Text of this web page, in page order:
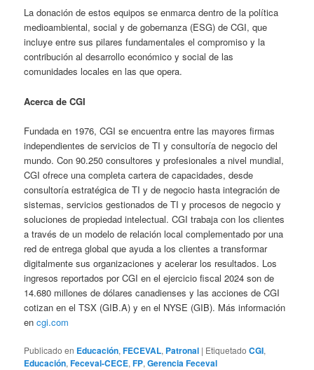
La donación de estos equipos se enmarca dentro de la política
medioambiental, social y de gobernanza (ESG) de CGI, que
incluye entre sus pilares fundamentales el compromiso y la
contribución al desarrollo económico y social de las
comunidades locales en las que opera.
Acerca de CGI
Fundada en 1976, CGI se encuentra entre las mayores firmas
independientes de servicios de TI y consultoría de negocio del
mundo. Con 90.250 consultores y profesionales a nivel mundial,
CGI ofrece una completa cartera de capacidades, desde
consultoría estratégica de TI y de negocio hasta integración de
sistemas, servicios gestionados de TI y procesos de negocio y
soluciones de propiedad intelectual. CGI trabaja con los clientes
a través de un modelo de relación local complementado por una
red de entrega global que ayuda a los clientes a transformar
digitalmente sus organizaciones y acelerar los resultados. Los
ingresos reportados por CGI en el ejercicio fiscal 2024 son de
14.680 millones de dólares canadienses y las acciones de CGI
cotizan en el TSX (GIB.A) y en el NYSE (GIB). Más información
encgi.com
Publicado en Educación,FECEVAL, Patronal | Etiquetado CGI,
Educación,Feceval-CECE,FP,Gerencia Feceval